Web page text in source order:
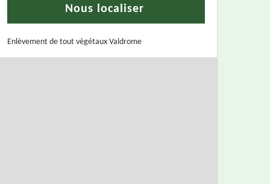
Nous localiser
Enlèvement de tout végétaux Valdrome